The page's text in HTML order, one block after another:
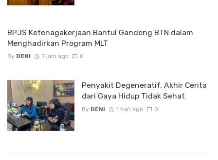
BPJS Ketenagakerjaan Bantul Gandeng BTN dalam
Menghadirkan Program MLT
By DENI 7 jam ago 0
Penyakit Degeneratif, Akhir Cerita
dari Gaya Hidup Tidak Sehat
By DENI 1 hari ago 0